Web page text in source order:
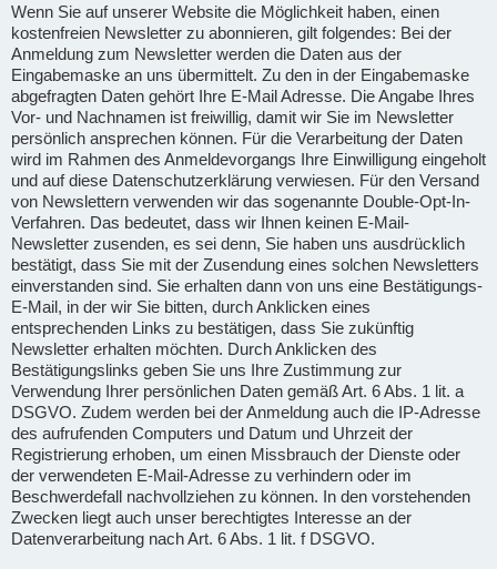
Wenn Sie auf unserer Website die Möglichkeit haben, einen
kostenfreien Newsletter zu abonnieren, gilt folgendes: Bei der
Anmeldung zum Newsletter werden die Daten aus der
Eingabemaske an uns übermittelt. Zu den in der Eingabemaske
abgefragten Daten gehört Ihre E-Mail Adresse. Die Angabe Ihres
Vor- und Nachnamen ist freiwillig, damit wir Sie im Newsletter
persönlich ansprechen können. Für die Verarbeitung der Daten
wird im Rahmen des Anmeldevorgangs Ihre Einwilligung eingeholt
und auf diese Datenschutzerklärung verwiesen. Für den Versand
von Newslettern verwenden wir das sogenannte Double-Opt-In-
Verfahren. Das bedeutet, dass wir Ihnen keinen E-Mail-
Newsletter zusenden, es sei denn, Sie haben uns ausdrücklich
bestätigt, dass Sie mit der Zusendung eines solchen Newsletters
einverstanden sind. Sie erhalten dann von uns eine Bestätigungs-
E-Mail, in der wir Sie bitten, durch Anklicken eines
entsprechenden Links zu bestätigen, dass Sie zukünftig
Newsletter erhalten möchten. Durch Anklicken des
Bestätigungslinks geben Sie uns Ihre Zustimmung zur
Verwendung Ihrer persönlichen Daten gemäß Art. 6 Abs. 1 lit. a
DSGVO. Zudem werden bei der Anmeldung auch die IP-Adresse
des aufrufenden Computers und Datum und Uhrzeit der
Registrierung erhoben, um einen Missbrauch der Dienste oder
der verwendeten E-Mail-Adresse zu verhindern oder im
Beschwerdefall nachvollziehen zu können. In den vorstehenden
Zwecken liegt auch unser berechtigtes Interesse an der
Datenverarbeitung nach Art. 6 Abs. 1 lit. f DSGVO.